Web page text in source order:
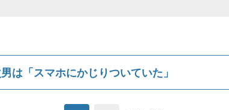
は「スマホにかじりついていた」